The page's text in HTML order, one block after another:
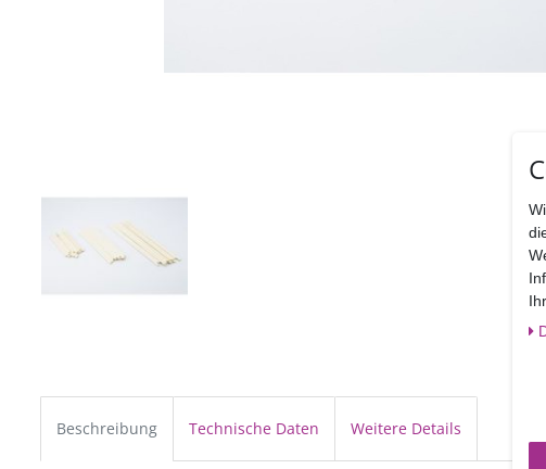
Beschreibung Technische Daten Weitere Details